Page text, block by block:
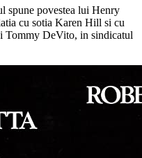
spune povestea lui Henry
cu sotia Karen Hill si cu
Tommy DeVito, in sindicatul